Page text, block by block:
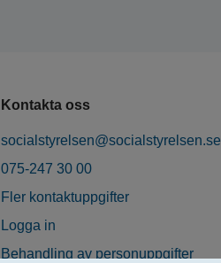
Kontakta oss
socialstyrelsen@socialstyrelsen.se
075-247 30 00
Fler kontaktuppgifter
Logga in
Behandling av personuppgifter